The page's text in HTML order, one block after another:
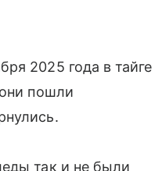
2025 года в тайге
пошли
так и не были